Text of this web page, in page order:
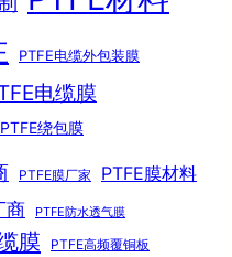
PTFE电缆外包装膜
电缆膜
PTFE绕包膜
PTFE膜厂家 PTFE膜材料
商 PTFE防水透气膜
膜 PTFE高频覆铜板